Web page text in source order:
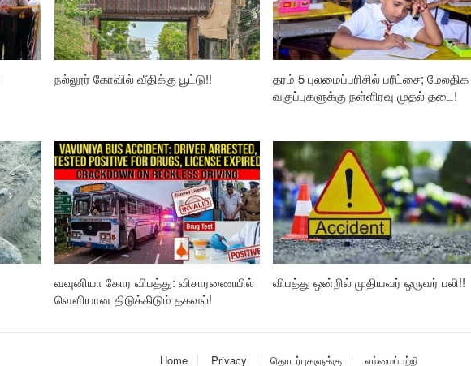
நல்லூர் கோவில் வீதிக்கு பூட்டு!!
தரம் 5 புலமைப்பரிசில் பரீட்சை; மேலதிக
வகுப்புகளுக்கு நள்ளிரவு முதல் தடை!
வவுனியா கோர விபத்து: விசாரணையில்
வௌியான திடுக்கிடும் தகவல்!
விபத்து ஒன்றில் முதியவர் ஒருவர் பலி!!
Home Privacy தொடர்புகளுக்கு எம்மைப்பற்றி